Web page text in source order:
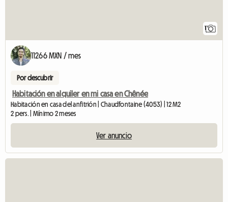
1
11266 MXN / mes
Por descubrir
Habitación en alquiler en mi casa en Chênée
Habitación en casa del anfitrión | Chaudfontaine (4053) | 12 M2
2 pers. | Mínimo 2 meses
Ver anuncio